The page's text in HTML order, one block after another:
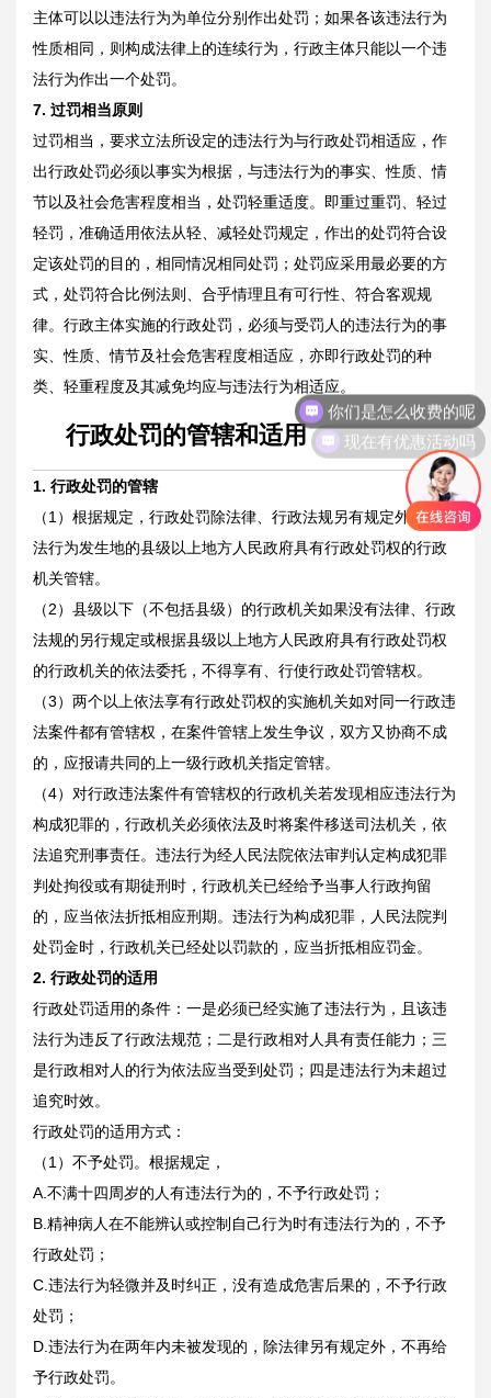
主体可以以违法行为为单位分别作出处罚；如果各该违法行为
性质相同，则构成法律上的连续行为，行政主体只能以一个违
法行为作出一个处罚。
7. 过罚相当原则
过罚相当，要求立法所设定的违法行为与行政处罚相适应，作
出行政处罚必须以事实为根据，与违法行为的事实、性质、情
节以及社会危害程度相当，处罚轻重适度。即重过重罚、轻过
轻罚，准确适用依法从轻、减轻处罚规定，作出的处罚符合设
定该处罚的目的，相同情况相同处罚；处罚应采用最必要的方
式，处罚符合比例法则、合乎情理且有可行性、符合客观规
律。行政主体实施的行政处罚，必须与受罚人的违法行为的事
实、性质、情节及社会危害程度相适应，亦即行政处罚的种
类、轻重程度及其减免均应与违法行为相适应。
行政处罚的管辖和适用
1. 行政处罚的管辖
（1）根据规定，行政处罚除法律、行政法规另有规定外，由违
法行为发生地的县级以上地方人民政府具有行政处罚权的行政
机关管辖。
（2）县级以下（不包括县级）的行政机关如果没有法律、行政
法规的另行规定或根据县级以上地方人民政府具有行政处罚权
的行政机关的依法委托，不得享有、行使行政处罚管辖权。
（3）两个以上依法享有行政处罚权的实施机关如对同一行政违
法案件都有管辖权，在案件管辖上发生争议，双方又协商不成
的，应报请共同的上一级行政机关指定管辖。
（4）对行政违法案件有管辖权的行政机关若发现相应违法行为
构成犯罪的，行政机关必须依法及时将案件移送司法机关，依
法追究刑事责任。违法行为经人民法院依法审判认定构成犯罪
判处拘役或有期徒刑时，行政机关已经给予当事人行政拘留
的，应当依法折抵相应刑期。违法行为构成犯罪，人民法院判
处罚金时，行政机关已经处以罚款的，应当折抵相应罚金。
2. 行政处罚的适用
行政处罚适用的条件：一是必须已经实施了违法行为，且该违
法行为违反了行政法规范；二是行政相对人具有责任能力；三
是行政相对人的行为依法应当受到处罚；四是违法行为未超过
追究时效。
行政处罚的适用方式：
（1）不予处罚。根据规定，
A.不满十四周岁的人有违法行为的，不予行政处罚；
B.精神病人在不能辨认或控制自己行为时有违法行为的，不予
行政处罚；
C.违法行为轻微并及时纠正，没有造成危害后果的，不予行政
处罚；
D.违法行为在两年内未被发现的，除法律另有规定外，不再给
予行政处罚。
你们是怎么收费的呢
现在有优惠活动吗